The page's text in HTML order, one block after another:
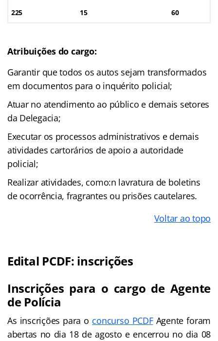
225 15 60
Atribuições do cargo:
Garantir que todos os autos sejam transformados
em documentos para o inquérito policial;
Atuar no atendimento ao público e demais setores
da Delegacia;
Executar os processos administrativos e demais
atividades cartorários de apoio a autoridade
policial;
Realizar atividades, como:n lavratura de boletins
de ocorrência, fragrantes ou prisões cautelares.
Voltar ao topo
Edital PCDF: inscrições
Inscrições para o cargo de Agente
de Polícia
As inscrições para o concurso PCDFAgente foram
abertas no dia 18 de agosto e encerrou no dia 08